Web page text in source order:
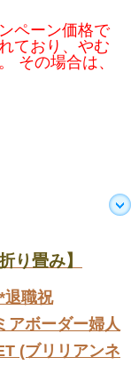
ペーン価格で
ており、やむ
その場合は、
り畳み】
退職祝
アボーダー婦人
(ブリリアンネ